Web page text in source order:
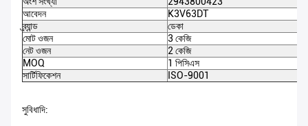
আবেদন
K3V63DT
ব্র্যান্ড
ডেকা
মোট ওজন
3 কেজি
নেট ওজন
2 কেজি
MOQ
1 পিসিএস
সার্টিফিকেশন
ISO-9001
সুবিধাদি: